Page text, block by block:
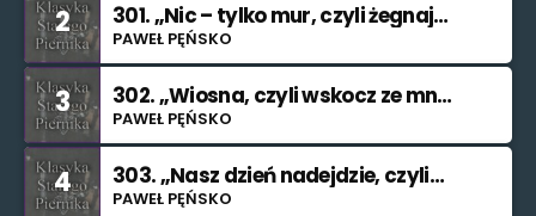
2
301. „Nic – tylko mur, czyli żegnaj
smutku”
PAWEŁ PĘŃSKO
3
302. „Wiosna, czyli wskocz ze mną
do rzeki”
PAWEŁ PĘŃSKO
4
303. „Nasz dzień nadejdzie, czyli
bilet na Księżyc”.”
PAWEŁ PĘŃSKO